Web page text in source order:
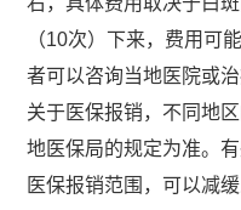
（10次）下来，费用可
者可以咨询当地医院或
关于医保报销，不同地
地医保局的规定为准。
医保报销范围，可以减